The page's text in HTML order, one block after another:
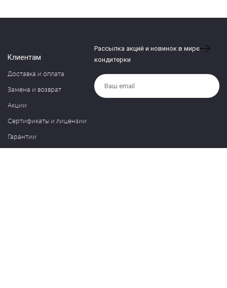
Клиентам
Доставка и оплата
Замена и возврат
Акции
Сертификаты и лицензии
Гарантии
Рассылка акций и новинок в мире
кондитерки